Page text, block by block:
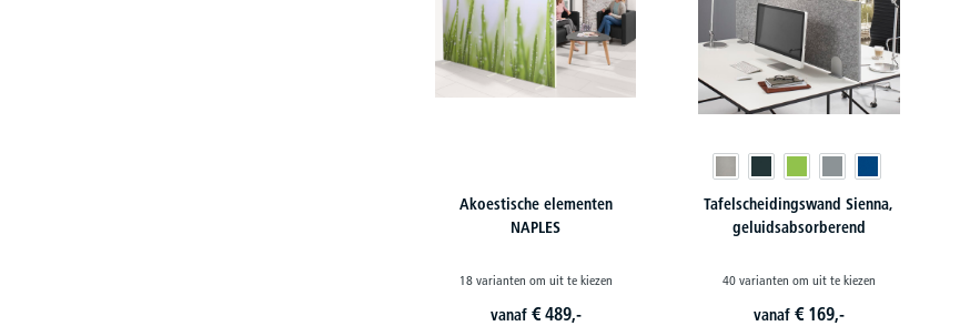
Akoestische elementen
NAPLES
18 varianten om uit te kiezen
vanaf € 489,-
Tafelscheidingswand Sienna,
geluidsabsorberend
40 varianten om uit te kiezen
vanaf € 169,-